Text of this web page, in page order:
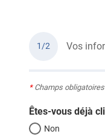
1/2 Vos
*Champs obligatoires
Êtes-vous déjà
Non